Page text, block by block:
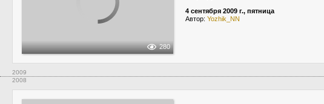
280
4 сентября 2009 г., пятница
Автор: Yozhik_NN
2009
2008